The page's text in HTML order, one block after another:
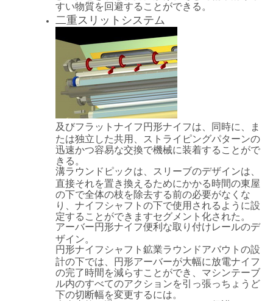
すい物質を回避することができる。
二重スリットシステム
及びフラットナイフ円形ナイフは、同時に、ま
たは独立した共用、ストライピングパターンの
迅速かつ容易な交換で機械に装着することがで
きる。
溝ラウンドピックは、スリーブのデザインは、
直接それを置き換えるためにかかる時間の東屋
の下で全体の枝を除去する前の必要がなくな
り、ナイフシャフトの下で使用されるように設
定することができますセグメント化された。
アーバー円形ナイフ便利な取り付けレールのデ
ザイン。
円形ナイフシャフト鉱業ラウンドアバウトの設
計の下では、円形アーバーが大幅に放電ナイフ
の完了時間を減らすことができ、マシンテーブ
ル内のすべてのアクションを引っ張っちょうど
下の切断幅を変更するには。